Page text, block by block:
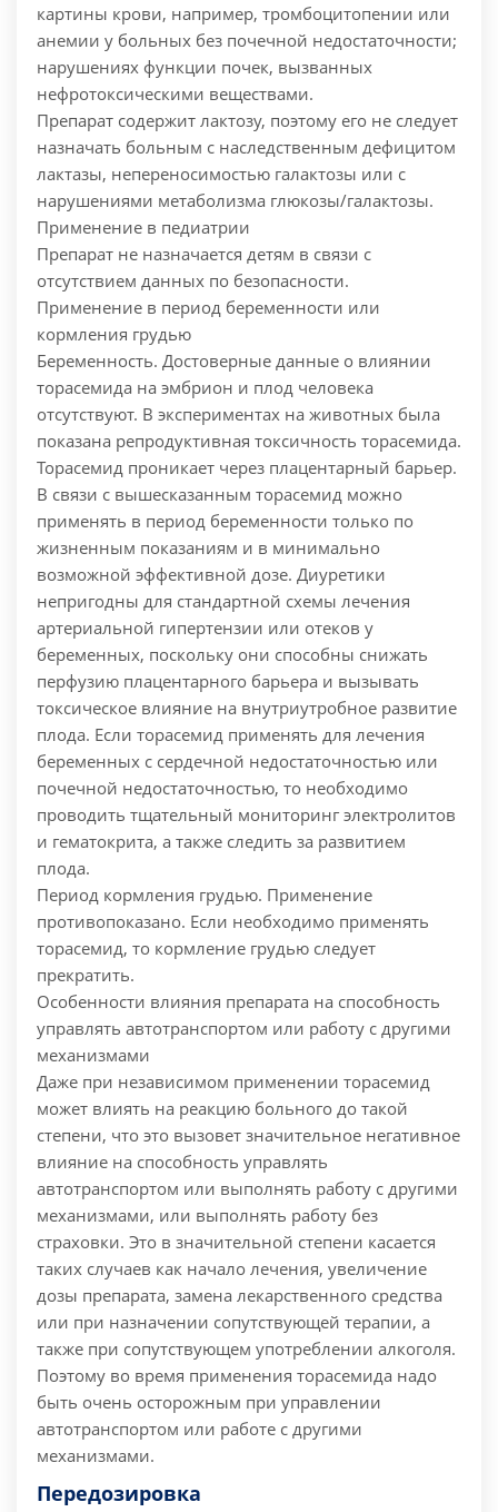
картины крови, например, тромбоцитопении или
анемии у больных без почечной недостаточности;
нарушениях функции почек, вызванных
нефротоксическими веществами.
Препарат содержит лактозу, поэтому его не следует
назначать больным с наследственным дефицитом
лактазы, непереносимостью галактозы или с
нарушениями метаболизма глюкозы/галактозы.
Применение в педиатрии
Препарат не назначается детям в связи с
отсутствием данных по безопасности.
Применение в период беременности или
кормления грудью
Беременность. Достоверные данные о влиянии
торасемида на эмбрион и плод человека
отсутствуют. В экспериментах на животных была
показана репродуктивная токсичность торасемида.
Торасемид проникает через плацентарный барьер.
В связи с вышесказанным торасемид можно
применять в период беременности только по
жизненным показаниям и в минимально
возможной эффективной дозе. Диуретики
непригодны для стандартной схемы лечения
артериальной гипертензии или отеков у
беременных, поскольку они способны снижать
перфузию плацентарного барьера и вызывать
токсическое влияние на внутриутробное развитие
плода. Если торасемид применять для лечения
беременных с сердечной недостаточностью или
почечной недостаточностью, то необходимо
проводить тщательный мониторинг электролитов
и гематокрита, а также следить за развитием
плода.
Период кормления грудью. Применение
противопоказано. Если необходимо применять
торасемид, то кормление грудью следует
прекратить.
Особенности влияния препарата на способность
управлять автотранспортом или работу с другими
механизмами
Даже при независимом применении торасемид
может влиять на реакцию больного до такой
степени, что это вызовет значительное негативное
влияние на способность управлять
автотранспортом или выполнять работу с другими
механизмами, или выполнять работу без
страховки. Это в значительной степени касается
таких случаев как начало лечения, увеличение
дозы препарата, замена лекарственного средства
или при назначении сопутствующей терапии, а
также при сопутствующем употреблении алкоголя.
Поэтому во время применения торасемида надо
быть очень осторожным при управлении
автотранспортом или работе с другими
механизмами.
Передозировка